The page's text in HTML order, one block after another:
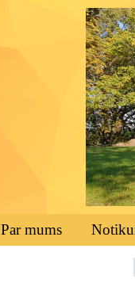
Par mums